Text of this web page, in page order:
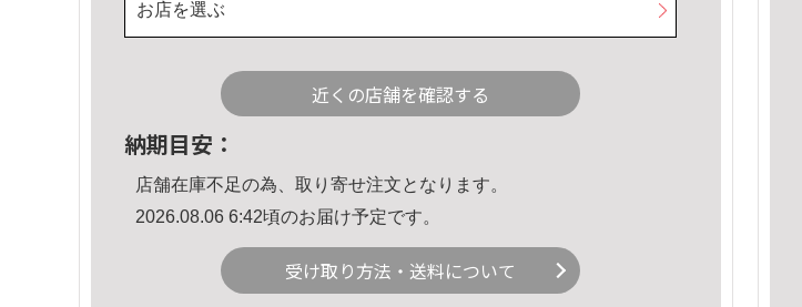
お店を選ぶ
近くの店舗を確認する
納期目安：
店舗在庫不足の為、取り寄せ注文となります。
2026.08.06 6:42頃のお届け予定です。
受け取り方法・送料について